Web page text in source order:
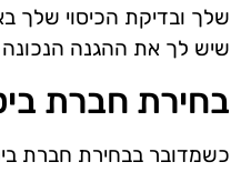
שלך ובדיקת הכיסוי שלך
שיש לך את ההגנה הנכונה
בחירת חברת
כשמדובר בבחירת חברת